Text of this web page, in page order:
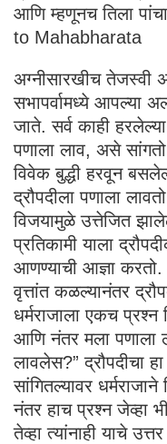
आणि म्हणूनच तिला
to Mahabharata
अग्नीसारखीच तेजस्वी
सभापर्वामध्ये आपल्या
जाते. सर्व काही
पणाला लाव, असे
विवेक बुद्धी हरवून
द्रौपदीला पणाला
विजयामुळे उत्तेजित
प्रतिकामी याला
आणण्याची आज्ञा
वृत्तांत कळल्यानंतर
धर्मराजाला एकच
आणि नंतर मला पणाला
लावलेस?” द्रौपदीचा
सांगितल्यावर
नंतर हाच प्रश्न जेव्हा
तेव्हा त्यांनाही याचे